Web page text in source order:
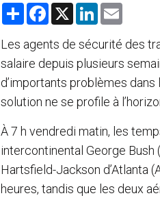
S
r
e
F
e
b
o
o
k
X
L
k
e
d
n
Les agents de sécurité des
salaire depuis plusieurs
d’importants problèmes dans
solution ne se profile à
À 7 h vendredi matin, les
intercontinental George Bush
Hartsfield-Jackson d’Atlanta
heures, tandis que les deux